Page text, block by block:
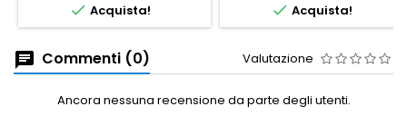
 Acquista!  Acquista!
Commenti (0) Valutazione
Ancora nessuna recensione da parte degli utenti.